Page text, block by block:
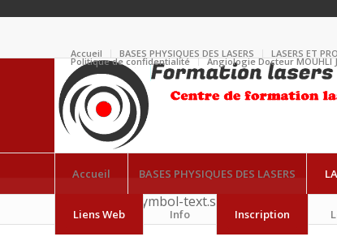
Accueil BASES PHYSIQUES DES LASERS LASERS ET
Politique de confidentialité Angiologie Docteur MOUHLI
Accueil BASES PHYSIQUES DES LASERS
Liens Web Info Inscription
640px-Laser-symbol-text.svg